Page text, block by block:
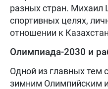
разных стран. Михаил
спортивных целях,
отношении к
Олимпиада-2030 и
Одной из главных тем
зимним Олимпийским